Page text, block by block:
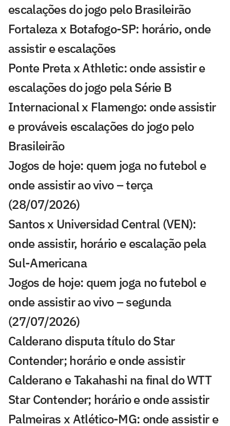
escalações do jogo pelo Brasileirão
Fortaleza x Botafogo-SP: horário, onde
assistir e escalações
Ponte Preta x Athletic: onde assistir e
escalações do jogo pela Série B
Internacional x Flamengo: onde assistir
e prováveis escalações do jogo pelo
Brasileirão
Jogos de hoje: quem joga no futebol e
onde assistir ao vivo – terça
(28/07/2026)
Santos x Universidad Central (VEN):
onde assistir, horário e escalação pela
Sul-Americana
Jogos de hoje: quem joga no futebol e
onde assistir ao vivo – segunda
(27/07/2026)
Calderano disputa título do Star
Contender; horário e onde assistir
Calderano e Takahashi na final do WTT
Star Contender; horário e onde assistir
Palmeiras x Atlético-MG: onde assistir e